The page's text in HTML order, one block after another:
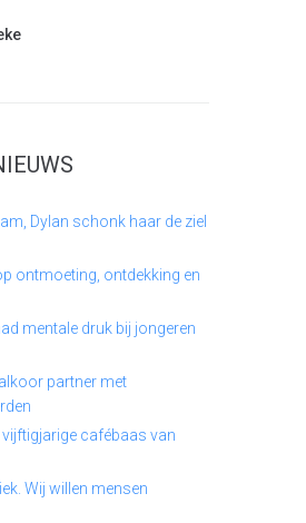
Dylan schonk haar de ziel
ontmoeting, ontdekking en
mentale druk bij jongeren
partner met
vijftigjarige cafébaas van
Wij willen mensen